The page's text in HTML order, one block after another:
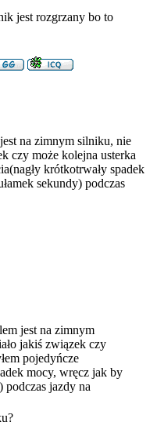
jest rozgrzany bo to
na zimnym silniku, nie
czy może kolejna usterka
krótkotrwały spadek
sekundy) podczas
jest na zimnym
jakiś związek czy
pojedyńcze
mocy, wręcz jak by
podczas jazdy na